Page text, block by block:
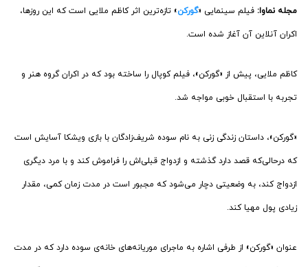
مجله نماوا: فیلم سینمایی «گورکن» تازه‌ترین اثر کاظم ملایی است که این روزها،
اکران آنلاین آن آغاز شده است.
کاظم ملایی، پیش‌ از «گورکن»، فیلم کوپال را ساخته بود که در اکران گروه هنر و
تجربه با استقبال خوبی مواجه شد.
«گورکن»، داستان زندگی زنی به نام سوده شریف‌زادگان با بازی ویشکا آسایش است
که درحالی‌که قصد دارد گذشته‌ و ازدواج قبلی‌اش را فراموش کند و با مرد دیگری
ازدواج کند، به وضعیتی دچار می‌شود که مجبور است در مدت زمان کمی، مقدار
زیادی پول مهیا کند.
عنوان «گورکن» از طرفی اشاره به ماجرای موریانه‌های خانه‌ی سوده دارد که در مدت